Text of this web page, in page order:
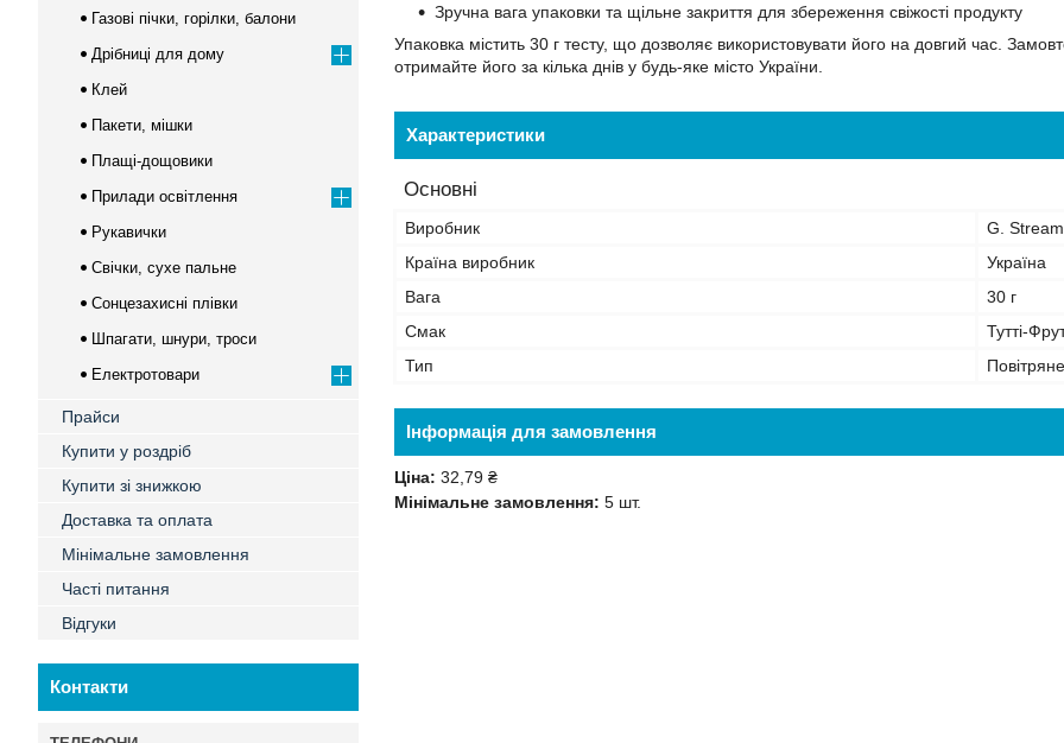
Зручна вага упаковки та щільне закриття для збереження свіжості продукту
Упаковка містить 30 г тесту, що дозволяє використовувати його на довгий час.
отримайте його за кілька днів у будь-яке місто України.
Характеристики
Основні
Виробник
G. Stream
Країна виробник
Україна
Вага
30 г
Смак
Тутті-
Тип
Інформація для замовлення
Ціна: 32,79 ₴
Мінімальне замовлення: 5 шт.
Газові пічки, горілки, балони
Дрібниці для дому
Клей
Пакети, мішки
Плащі-дощовики
Прилади освітлення
Рукавички
Свічки, сухе пальне
Сонцезахисні плівки
Шпагати, шнури, троси
Електротовари
Прайси
Купити у роздріб
Купити зі знижкою
Доставка та оплата
Мінімальне замовлення
Часті питання
Відгуки
Контакти